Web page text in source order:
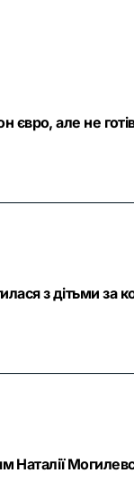
євро, але не
з дітьми